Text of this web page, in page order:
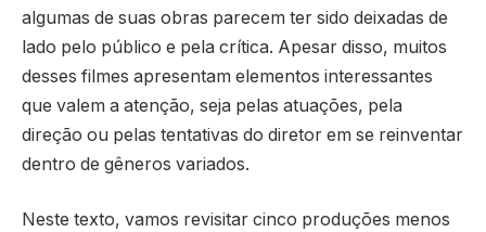
algumas de suas obras parecem ter sido deixadas de
lado pelo público e pela crítica. Apesar disso, muitos
desses filmes apresentam elementos interessantes
que valem a atenção, seja pelas atuações, pela
direção ou pelas tentativas do diretor em se reinventar
dentro de gêneros variados.
Neste texto, vamos revisitar cinco produções menos